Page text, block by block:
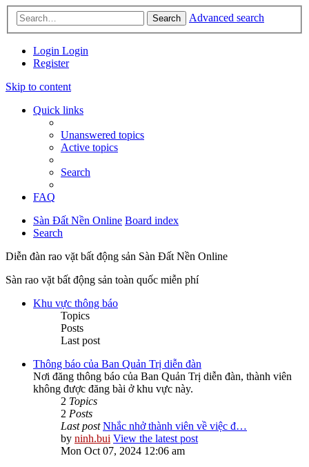
Search Advanced search
Login Login
Register
Skip to content
Quick links
Unanswered topics
Active topics
Search
FAQ
Sàn Đất Nền Online Board index
Search
Diễn đàn rao vặt bất động sản Sàn Đất Nền Online
Sàn rao vặt bất động sản toàn quốc miễn phí
Khu vực thông báo
Topics
Posts
Last post
Thông báo của Ban Quản Trị diễn đàn
Nơi đăng thông báo của Ban Quản Trị diễn đàn, thành viên
không được đăng bài ở khu vực này.
2 Topics
2 Posts
Last post Nhắc nhở thành viên về việc đ…
by ninh.bui View the latest post
Mon Oct 07, 2024 12:06 am